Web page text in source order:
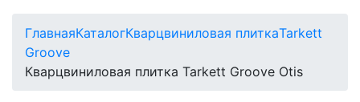
ГлавнаяКаталогКварцвиниловая плиткаTarkett
Groove
Кварцвиниловая плитка Tarkett Groove Otis